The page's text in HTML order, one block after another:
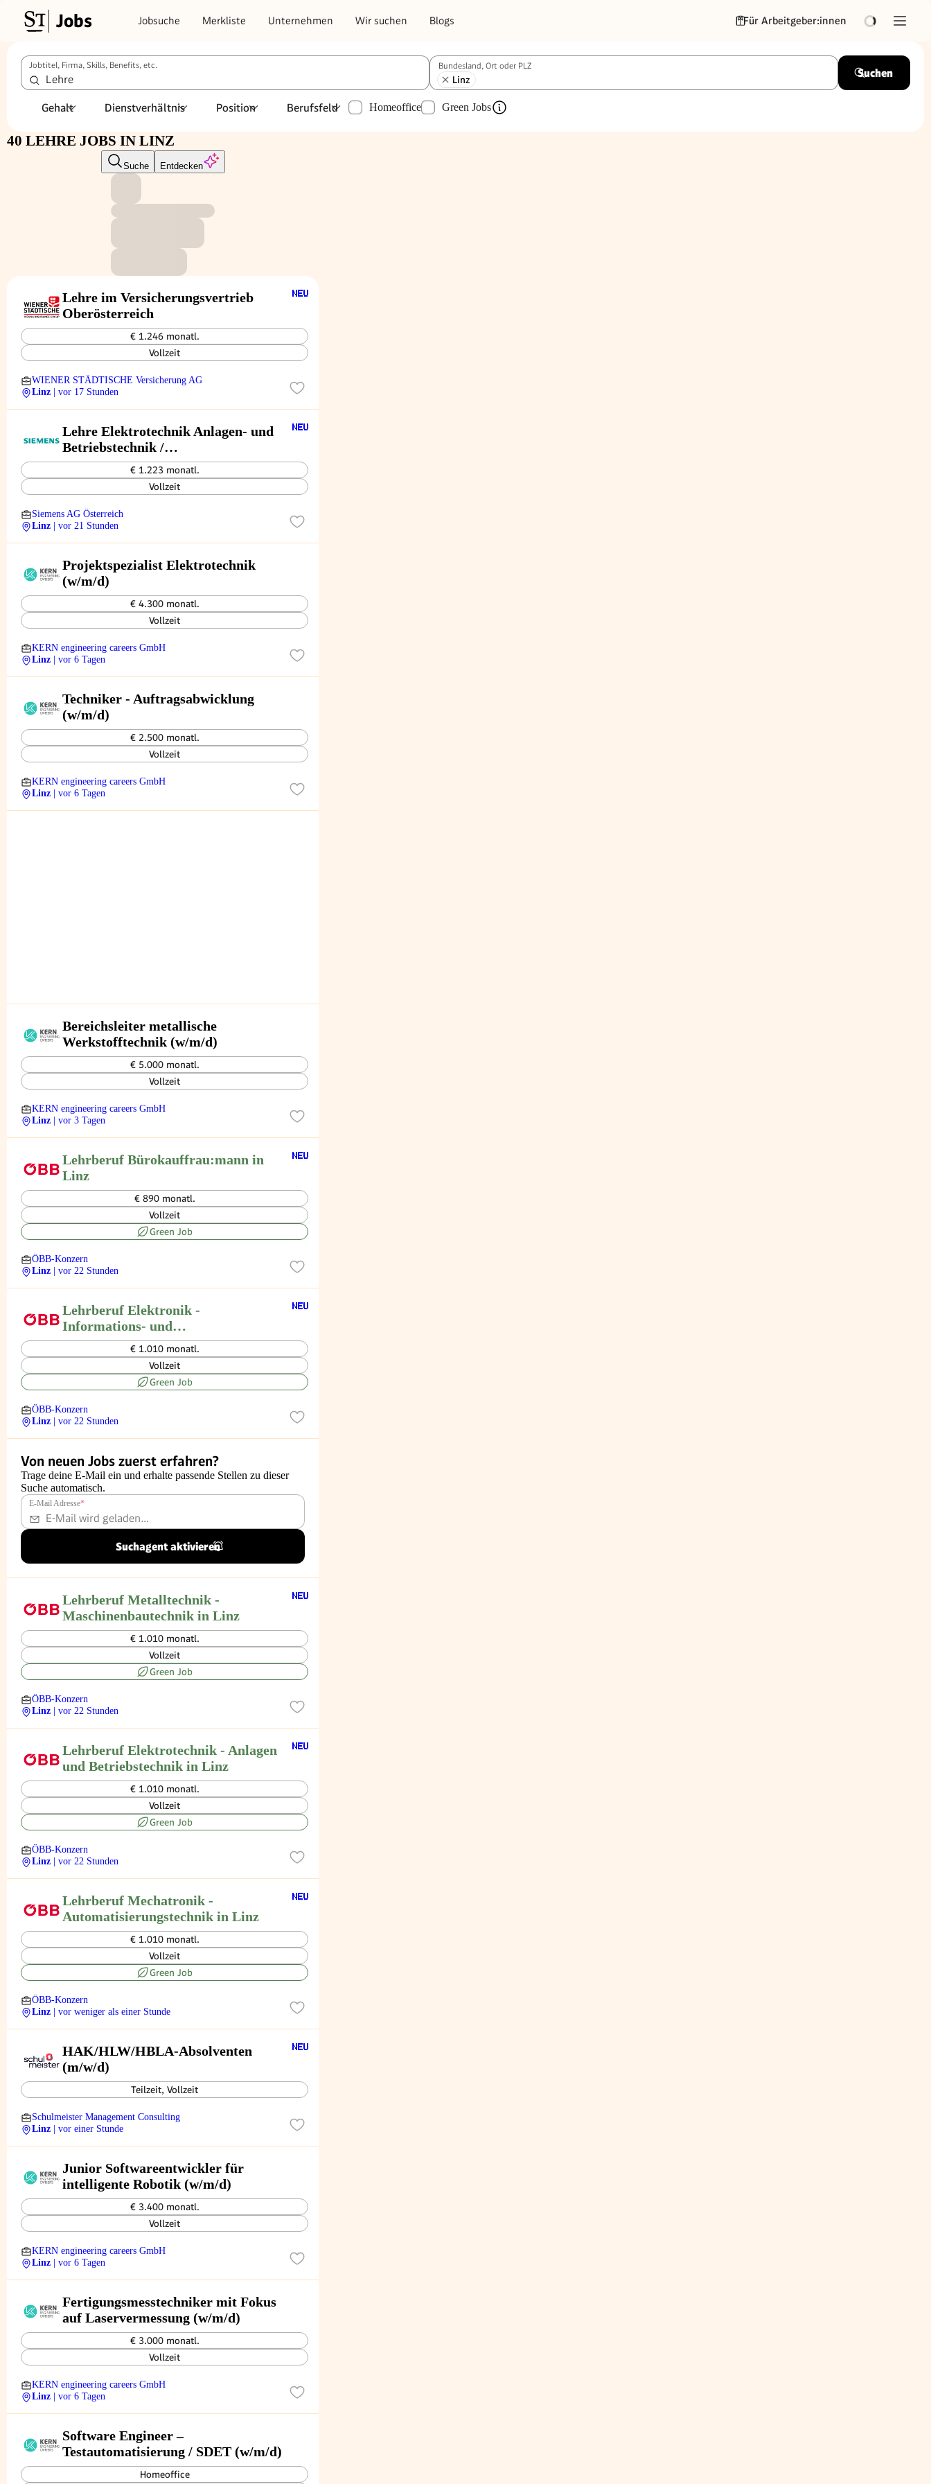
Jobs Jobsuche Merkliste Unternehmen Wir suchen Blogs Für Arbeitgeber:innen
Jobtitel, Firma, Skills, Benefits, etc. Bundesland, Ort oder PLZ
Linz
Suchen
Gehalt Dienstverhältnis Position Berufsfeld Homeoffice Green Jobs
40 LEHRE JOBS IN LINZ
Suche Entdecken
Lehre im Ver­si­che­rungs­ver­trieb
Ober­ös­ter­reich
€ 1.246 monatl.
Vollzeit
WIENER STÄDTISCHE Versicherung AG
Linz
| vor 17 Stunden
Lehre Elektrotechnik Anlagen- und
Betriebstechnik /
Automatisierungsund
Prozessleittechnik (w/m/d)
€ 1.223 monatl.
Vollzeit
Siemens AG Österreich
Linz
| vor 21 Stunden
Projektspezialist Elektrotechnik
(w/m/d)
€ 4.300 monatl.
Vollzeit
KERN engineering careers GmbH
Linz
| vor 6 Tagen
Techniker - Auftragsabwicklung
(w/m/d)
€ 2.500 monatl.
Vollzeit
KERN engineering careers GmbH
Linz
| vor 6 Tagen
Bereichsleiter metallische
Werkstofftechnik (w/m/d)
€ 5.000 monatl.
Vollzeit
KERN engineering careers GmbH
Linz
| vor 3 Tagen
Lehrberuf Bürokauffrau:mann in
Linz
€ 890 monatl.
Vollzeit
Green Job
ÖBB-Konzern
Linz
| vor 22 Stunden
Lehrberuf Elektronik -
Informations- und
Kommunikationselektronik in Linz
€ 1.010 monatl.
Vollzeit
Green Job
ÖBB-Konzern
Linz
| vor 22 Stunden
Von neuen Jobs zuerst erfahren?
Trage deine E-Mail ein und erhalte passende Stellen zu dieser
Suche automatisch.
E-Mail Adresse*
Suchagent aktivieren
Lehrberuf Metalltechnik -
Maschinenbautechnik in Linz
€ 1.010 monatl.
Vollzeit
Green Job
ÖBB-Konzern
Linz
| vor 22 Stunden
Lehrberuf Elektrotechnik - Anlagen
und Betriebstechnik in Linz
€ 1.010 monatl.
Vollzeit
Green Job
ÖBB-Konzern
Linz
| vor 22 Stunden
Lehrberuf Mechatronik -
Automatisierungstechnik in Linz
€ 1.010 monatl.
Vollzeit
Green Job
ÖBB-Konzern
Linz
| vor weniger als einer Stunde
HAK/HLW/HBLA-Absolventen
(m/w/d)
Teilzeit, Vollzeit
Schulmeister Management Consulting
Linz
| vor einer Stunde
Junior Softwareentwickler für
intelligente Robotik (w/m/d)
€ 3.400 monatl.
Vollzeit
KERN engineering careers GmbH
Linz
| vor 6 Tagen
Fertigungsmesstechniker mit Fokus
auf Laservermessung (w/m/d)
€ 3.000 monatl.
Vollzeit
KERN engineering careers GmbH
Linz
| vor 6 Tagen
Software Engineer –
Testautomatisierung / SDET (w/m/d)
Homeoffice